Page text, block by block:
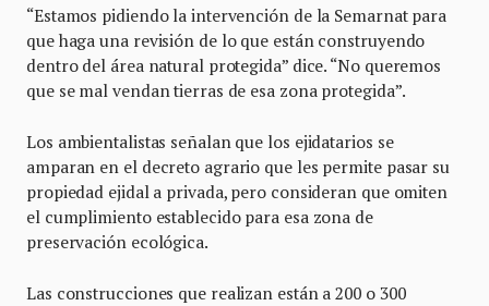
“Estamos pidiendo la intervención de la Semarnat para
que haga una revisión de lo que están construyendo
dentro del área natural protegida” dice. “No queremos
que se mal vendan tierras de esa zona protegida”.
Los ambientalistas señalan que los ejidatarios se
amparan en el decreto agrario que les permite pasar su
propiedad ejidal a privada, pero consideran que omiten
el cumplimiento establecido para esa zona de
preservación ecológica.
Las construcciones que realizan están a 200 o 300